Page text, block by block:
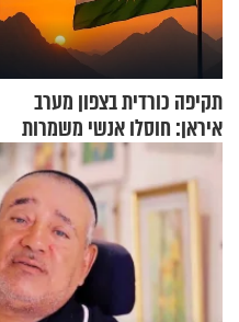
תקיפה כורדית בצפון מערב
איראן: חוסלו אנשי משמרות
המהפכה